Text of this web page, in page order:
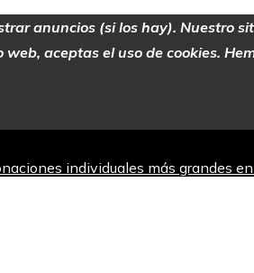
anuncios (si los hay). Nuestro
aceptas el uso de cookies.
individuales más grandes